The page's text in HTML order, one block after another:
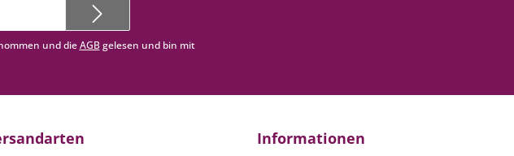
und dieAGBgelesen und bin mit
Informationen